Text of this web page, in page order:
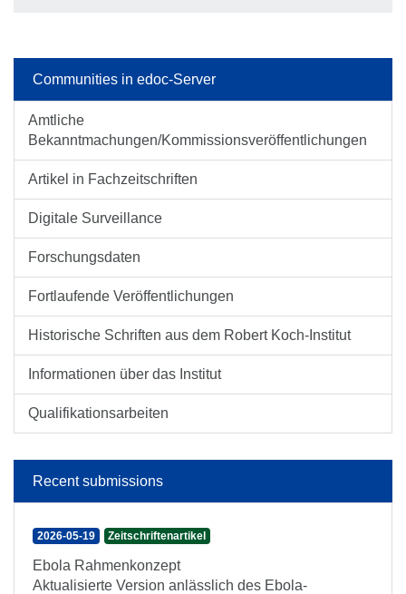
Communities in edoc-Server
Amtliche
Bekanntmachungen/Kommissionsveröffentlichungen
Artikel in Fachzeitschriften
Digitale Surveillance
Forschungsdaten
Fortlaufende Veröffentlichungen
Historische Schriften aus dem Robert Koch-Institut
Informationen über das Institut
Qualifikationsarbeiten
Recent submissions
2026-05-19 Zeitschriftenartikel
Ebola Rahmenkonzept
Aktualisierte Version anlässlich des Ebola-